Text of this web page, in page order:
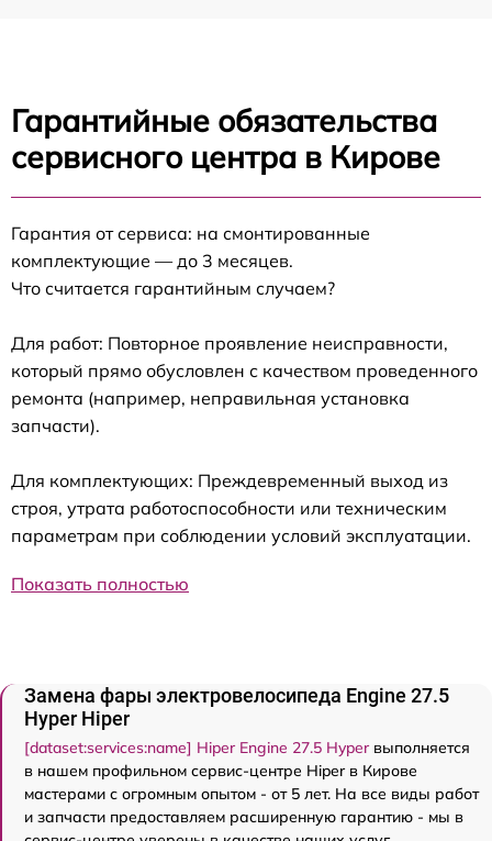
Гарантийные обязательства
сервисного центра в Кирове
Гарантия от сервиса: на смонтированные
комплектующие — до 3 месяцев.
Что считается гарантийным случаем?
Для работ: Повторное проявление неисправности,
который прямо обусловлен с качеством проведенного
ремонта (например, неправильная установка
запчасти).
Для комплектующих: Преждевременный выход из
строя, утрата работоспособности или техническим
параметрам при соблюдении условий эксплуатации.
Показать полностью
Замена фары электровелосипеда Engine 27.5
Нyper Hiper
[dataset:services:name] Hiper Engine 27.5 Нyperвыполняется
в нашем профильном сервис-центре Hiper в Кирове
мастерами с огромным опытом - от 5 лет. На все виды работ
и запчасти предоставляем расширенную гарантию - мы в